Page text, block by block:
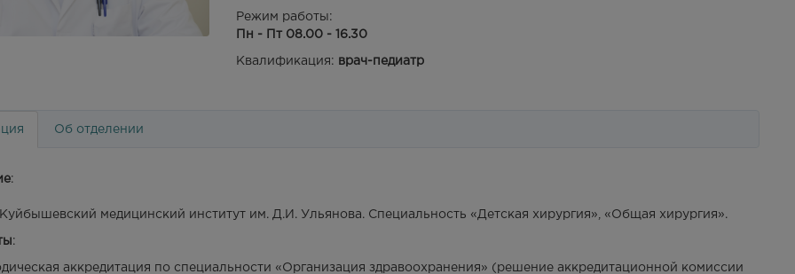
Режим работы:
Пн - Пт 08.00 - 16.30
Квалификация: врач-педиатр
Об отделении
:
медицинский институт им. Д.И. Ульянова. Специальность «Детская хирургия», «Общая хирургия».
:
аккредитация по специальности «Организация здравоохранения» (решение аккредитационной комиссии